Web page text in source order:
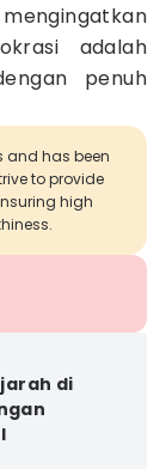
adalah
penuh
and has been
to provide
high
di